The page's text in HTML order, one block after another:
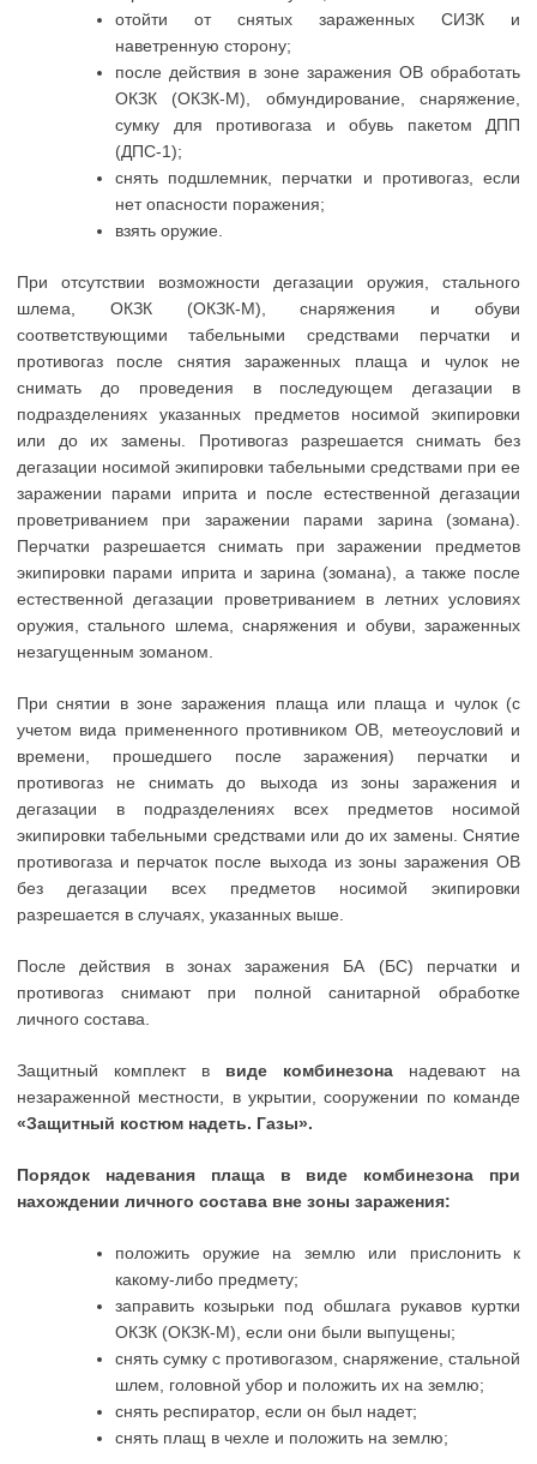
отойти от снятых зараженных СИЗК и
наветренную сторону;
после действия в зоне заражения ОВ обработать
ОКЗК (ОКЗК-М), обмундирование, снаряжение,
сумку для противогаза и обувь пакетом ДПП
(ДПС-1);
снять подшлемник, перчатки и противогаз, если
нет опасности поражения;
взять оружие.
При отсутствии возможности дегазации оружия, стального
шлема, ОКЗК (ОКЗК-М), снаряжения и обуви
соответствующими табельными средствами перчатки и
противогаз после снятия зараженных плаща и чулок не
снимать до проведения в последующем дегазации в
подразделениях указанных предметов носимой экипировки
или до их замены. Противогаз разрешается снимать без
дегазации носимой экипировки табельными средствами при ее
заражении парами иприта и после естественной дегазации
проветриванием при заражении парами зарина (зомана).
Перчатки разрешается снимать при заражении предметов
экипировки парами иприта и зарина (зомана), а также после
естественной дегазации проветриванием в летних условиях
оружия, стального шлема, снаряжения и обуви, зараженных
незагущенным зоманом.
При снятии в зоне заражения плаща или плаща и чулок (с
учетом вида примененного противником ОВ, метеоусловий и
времени, прошедшего после заражения) перчатки и
противогаз не снимать до выхода из зоны заражения и
дегазации в подразделениях всех предметов носимой
экипировки табельными средствами или до их замены. Снятие
противогаза и перчаток после выхода из зоны заражения ОВ
без дегазации всех предметов носимой экипировки
разрешается в случаях, указанных выше.
После действия в зонах заражения БА (БС) перчатки и
противогаз снимают при полной санитарной обработке
личного состава.
Защитный комплект в виде комбинезона надевают на
незараженной местности, в укрытии, сооружении по команде
«Защитный костюм надеть. Газы».
Порядок надевания плаща в виде комбинезона при
нахождении личного состава вне зоны заражения:
положить оружие на землю или прислонить к
какому-либо предмету;
заправить козырьки под обшлага рукавов куртки
ОКЗК (ОКЗК-М), если они были выпущены;
снять сумку с противогазом, снаряжение, стальной
шлем, головной убор и положить их на землю;
снять респиратор, если он был надет;
снять плащ в чехле и положить на землю;